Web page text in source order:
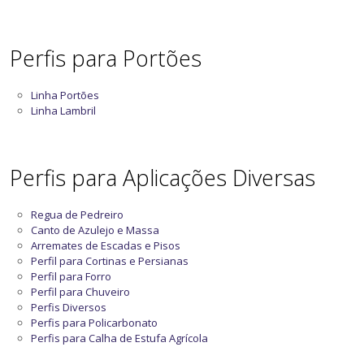
Perfis para Portões
Linha Portões
Linha Lambril
Perfis para Aplicações Diversas
Regua de Pedreiro
Canto de Azulejo e Massa
Arremates de Escadas e Pisos
Perfil para Cortinas e Persianas
Perfil para Forro
Perfil para Chuveiro
Perfis Diversos
Perfis para Policarbonato
Perfis para Calha de Estufa Agrícola